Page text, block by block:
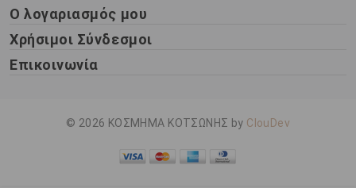
Ο λογαριασμός μου
Χρήσιμοι Σύνδεσμοι
Επικοινωνία
© 2026 ΚΟΣΜΗΜΑ ΚΟΤΣΩΝΗΣ by ClouDev